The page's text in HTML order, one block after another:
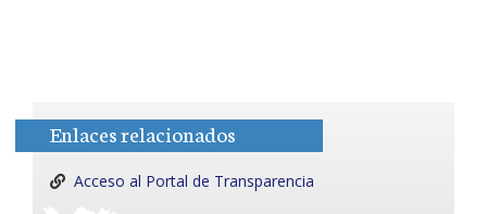
Enlaces relacionados
Acceso al Portal de Transparencia